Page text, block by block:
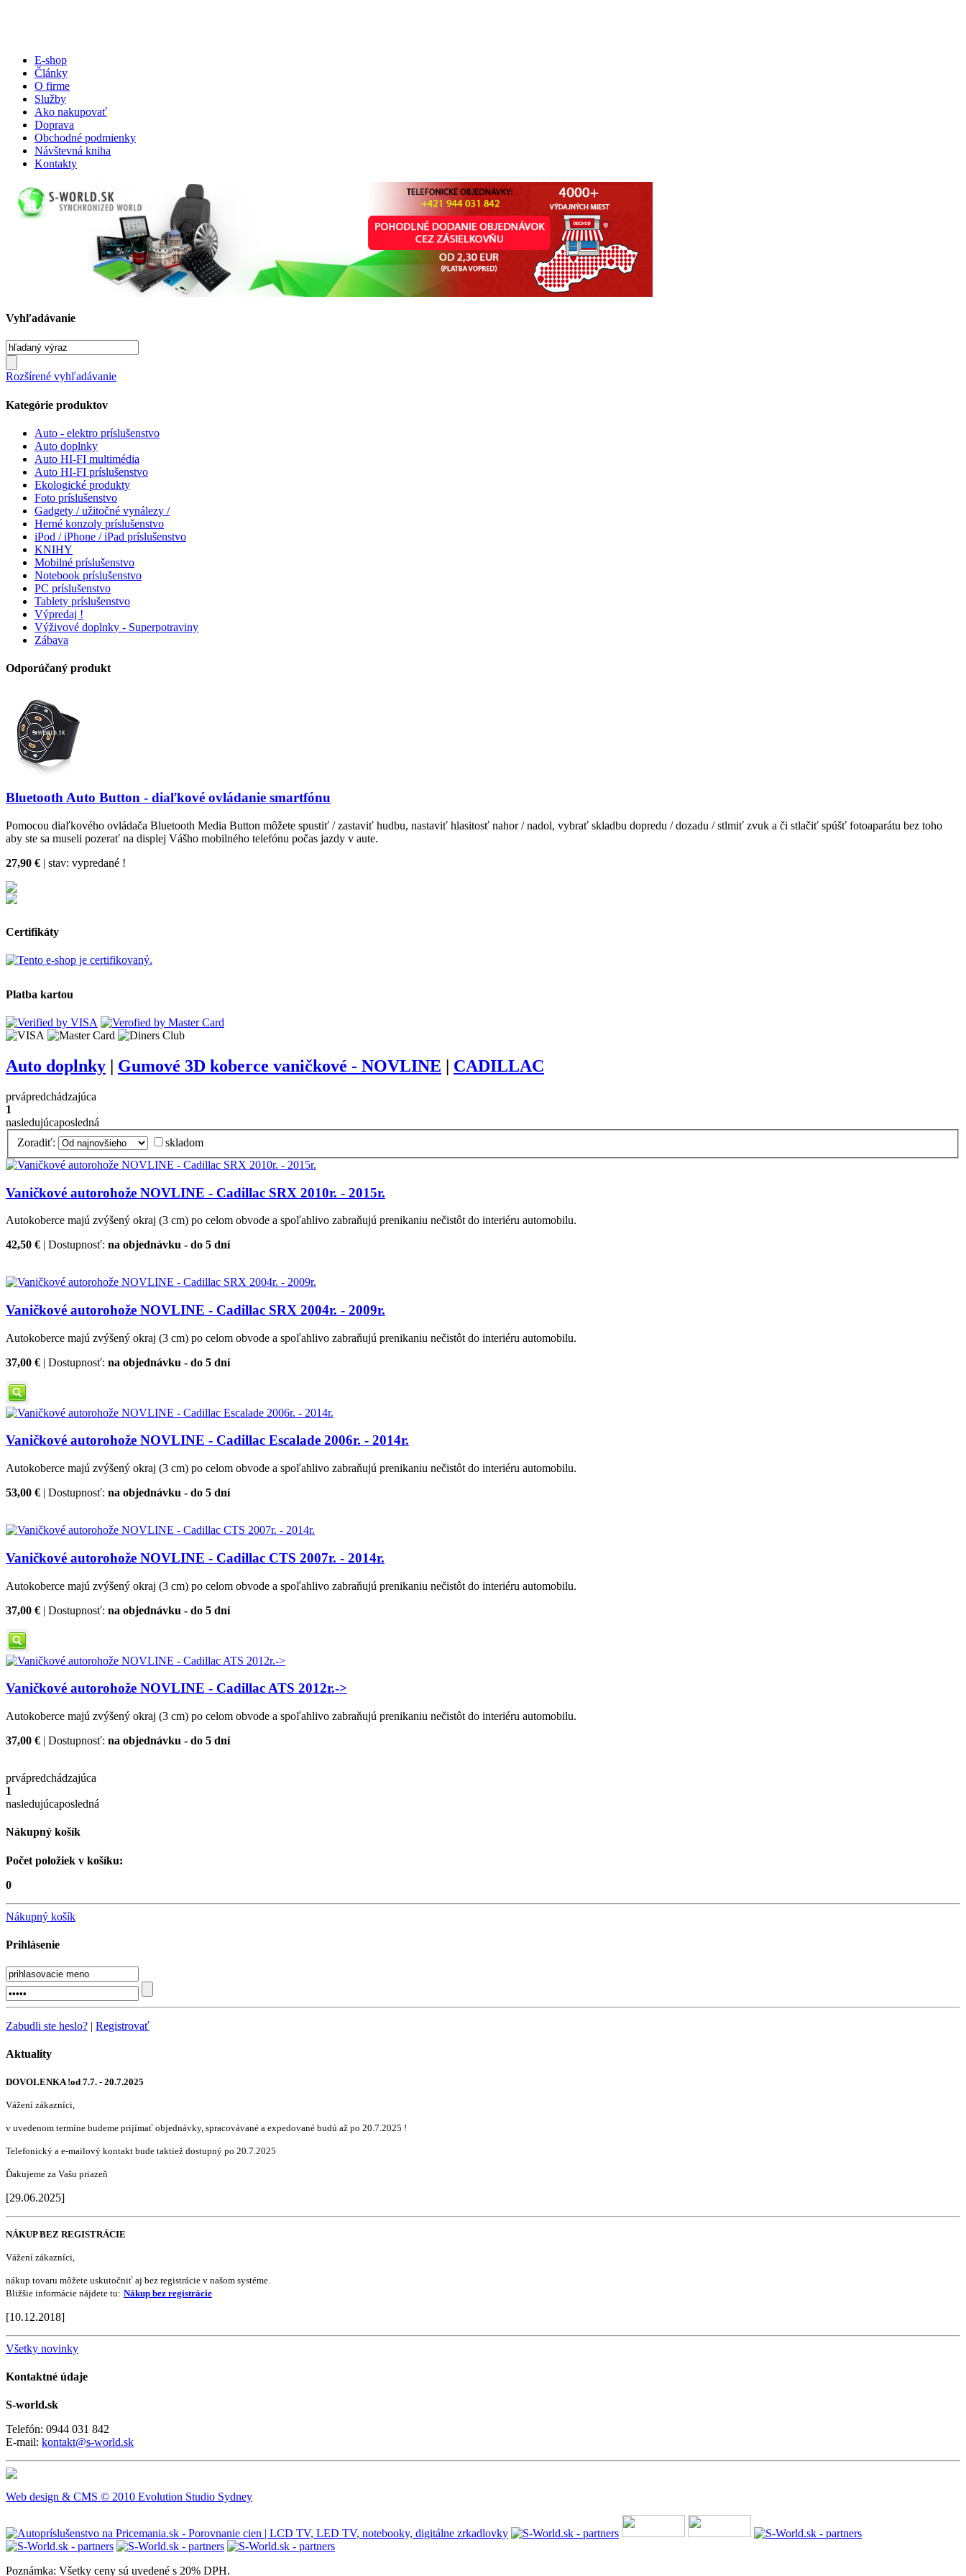
E-shop
Články
O firme
Služby
Ako nakupovať
Doprava
Obchodné podmienky
Návštevná kniha
Kontakty
Vyhľadávanie
Rozšírené vyhľadávanie
Kategórie produktov
Auto - elektro príslušenstvo
Auto doplnky
Auto HI-FI multimédia
Auto HI-FI príslušenstvo
Ekologické produkty
Foto príslušenstvo
Gadgety / užitočné vynálezy /
Herné konzoly príslušenstvo
iPod / iPhone / iPad príslušenstvo
KNIHY
Mobilné príslušenstvo
Notebook príslušenstvo
PC príslušenstvo
Tablety príslušenstvo
Výpredaj !
Výživové doplnky - Superpotraviny
Zábava
Odporúčaný produkt
Bluetooth Auto Button - diaľkové ovládanie smartfónu
Pomocou diaľkového ovládača Bluetooth Media Button môžete spustiť / zastaviť hudbu, nastaviť hlasitosť nahor / nadol, vybrať skladbu dopredu / dozadu / stlmiť zvuk a či stlačiť spúšť fotoaparátu bez toho
aby ste sa museli pozerať na displej Vášho mobilného telefónu počas jazdy v aute.
27,90 € | stav: vypredané !
Certifikáty
Platba kartou
Auto doplnky Gumové 3D koberce vaničkové - NOVLINE CADILLAC
prvápredchádzajúca
1
nasledujúcaposledná
Zoradiť:
skladom
Vaničkové autorohože NOVLINE - Cadillac SRX 2010r. - 2015r.
Autokoberce majú zvýšený okraj (3 cm) po celom obvode a spoľahlivo zabraňujú prenikaniu nečistôt do interiéru automobilu.
42,50 € | Dostupnosť: na objednávku - do 5 dní
Vaničkové autorohože NOVLINE - Cadillac SRX 2004r. - 2009r.
Autokoberce majú zvýšený okraj (3 cm) po celom obvode a spoľahlivo zabraňujú prenikaniu nečistôt do interiéru automobilu.
37,00 € | Dostupnosť: na objednávku - do 5 dní
Vaničkové autorohože NOVLINE - Cadillac Escalade 2006r. - 2014r.
Autokoberce majú zvýšený okraj (3 cm) po celom obvode a spoľahlivo zabraňujú prenikaniu nečistôt do interiéru automobilu.
53,00 € | Dostupnosť: na objednávku - do 5 dní
Vaničkové autorohože NOVLINE - Cadillac CTS 2007r. - 2014r.
Autokoberce majú zvýšený okraj (3 cm) po celom obvode a spoľahlivo zabraňujú prenikaniu nečistôt do interiéru automobilu.
37,00 € | Dostupnosť: na objednávku - do 5 dní
Vaničkové autorohože NOVLINE - Cadillac ATS 2012r.->
Autokoberce majú zvýšený okraj (3 cm) po celom obvode a spoľahlivo zabraňujú prenikaniu nečistôt do interiéru automobilu.
37,00 € | Dostupnosť: na objednávku - do 5 dní
prvápredchádzajúca
1
nasledujúcaposledná
Nákupný košík
Počet položiek v košíku:
0
Nákupný košík
Prihlásenie
Zabudli ste heslo? | Registrovať
Aktuality
DOVOLENKA !od 7.7. - 20.7.2025
Vážení zákazníci,
v uvedenom termíne budeme prijímať objednávky, spracovávané a expedované budú až po 20.7.2025 !
Telefonický a e-mailový kontakt bude taktiež dostupný po 20.7.2025
Ďakujeme za Vašu priazeň
[29.06.2025]
NÁKUP BEZ REGISTRÁCIE
Vážení zákazníci,
nákup tovaru môžete uskutočniť aj bez registrácie v našom systéme.
Bližšie informácie nájdete tu: Nákup bez registrácie
[10.12.2018]
Všetky novinky
Kontaktné údaje
S-world.sk
Telefón: 0944 031 842
E-mail: kontakt@s-world.sk
Web design & CMS © 2010 Evolution Studio Sydney
Poznámka: Všetky ceny sú uvedené s 20% DPH.